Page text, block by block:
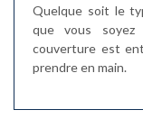
Quelque soit le
que vous soyez
couverture est
prendre en main.